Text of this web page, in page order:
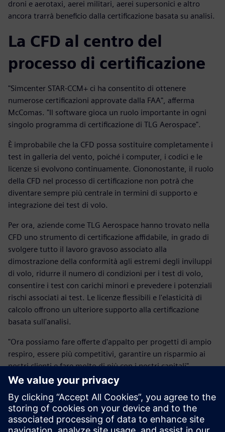
droni e aerotaxi, aerei militari, aerei supersonici e altro
ancora trarrà beneficio dalla certificazione basata su analisi.
La CFD al centro del
processo di certificazione
"Simcenter STAR-CCM+ ci ha consentito di ottenere
numerose certificazioni approvate dalla FAA", afferma
McComas. "Il software gioca un ruolo importante in ogni
singolo programma di certificazione di TLG Aerospace".
È improbabile che la CFD possa sostituire completamente i
test in galleria del vento, poiché i computer, i codici e le
licenze si evolvono continuamente. Ciononostante, il ruolo
della CFD nel processo di certificazione non potrà che
diventare sempre più centrale in termini di supporto e
integrazione dei test di volo.
Per ora, aziende come TLG Aerospace hanno trovato nella
CFD uno strumento di certificazione affidabile, in grado di
svolgere tutto il lavoro gravoso associato alla
dimostrazione della conformità agli estremi degli inviluppi
di volo, ridurre il numero di condizioni per i test di volo,
consentire i test con carichi minori e prevedere i potenziali
rischi associati ai test. Le licenze flessibili e l'elasticità di
calcolo offrono un ulteriore supporto alla certificazione
basata sull'analisi.
"Ora possiamo fare offerte d'appalto per progetti di ampio
respiro, essere più competitivi, garantire un risparmio ai
nostri clienti e fare molto di più con i nostri capitali",
afferma McComas.